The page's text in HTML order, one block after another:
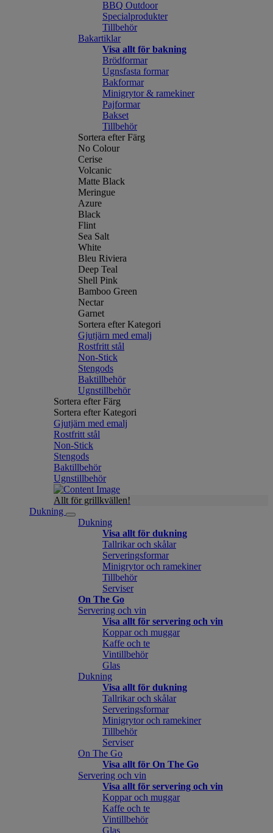
BBQ Outdoor
Specialprodukter
Tillbehör
Bakartiklar
Visa allt för bakning
Brödformar
Ugnsfasta formar
Bakformar
Minigrytor & ramekiner
Pajformar
Bakset
Tillbehör
Sortera efter Färg
No Colour
Cerise
Volcanic
Matte Black
Meringue
Azure
Black
Flint
Sea Salt
White
Bleu Riviera
Deep Teal
Shell Pink
Bamboo Green
Nectar
Garnet
Sortera efter Kategori
Gjutjärn med emalj
Rostfritt stål
Non-Stick
Stengods
Baktillbehör
Ugnstillbehör
Sortera efter Färg
Sortera efter Kategori
Gjutjärn med emalj
Rostfritt stål
Non-Stick
Stengods
Baktillbehör
Ugnstillbehör
Allt för grillkvällen!
Dukning
Dukning
Visa allt för dukning
Tallrikar och skålar
Serveringsformar
Minigrytor och ramekiner
Tillbehör
Serviser
On The Go
Servering och vin
Visa allt för servering och vin
Koppar och muggar
Kaffe och te
Vintillbehör
Glas
Dukning
Visa allt för dukning
Tallrikar och skålar
Serveringsformar
Minigrytor och ramekiner
Tillbehör
Serviser
On The Go
Visa allt för On The Go
Servering och vin
Visa allt för servering och vin
Koppar och muggar
Kaffe och te
Vintillbehör
Glas